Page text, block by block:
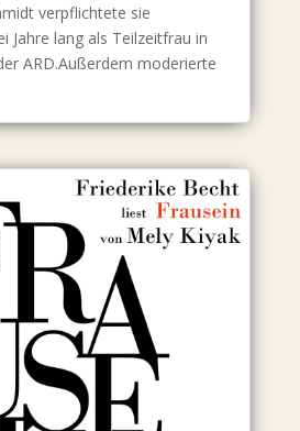
verpflichtete sie
Jahre lang als Teilzeitfrau in
ARD.Außerdem moderierte